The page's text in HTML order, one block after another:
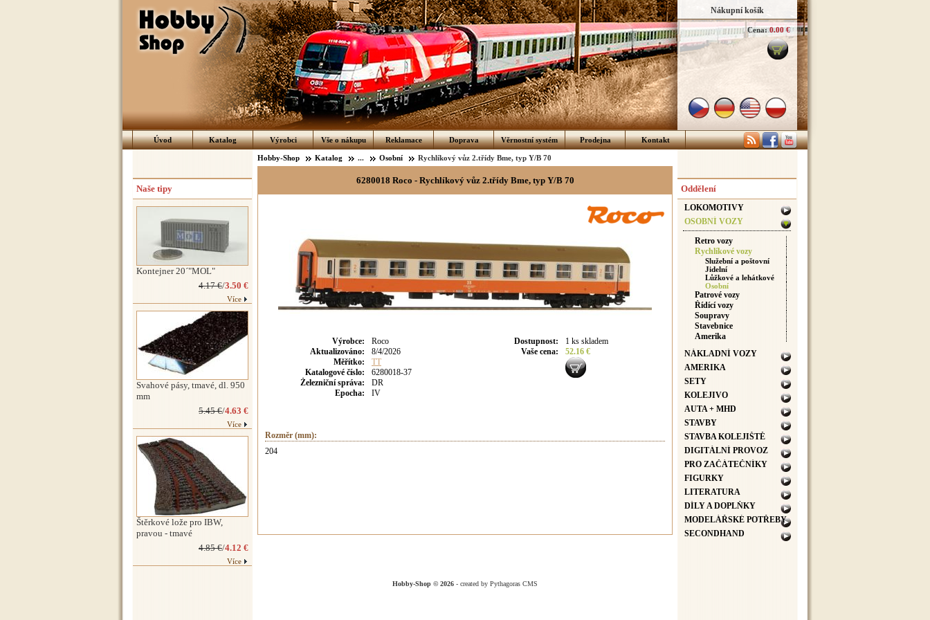
Nákupní košík
Cena: 0.00 €
Úvod Katalog Výrobci Vše o nákupu Reklamace Doprava Věrnostní systém Prodejna Kontakt
Hobby-Shop Katalog ... Osobní Rychlíkový vůz 2.třídy Bme, typ Y/B 70
6280018 Roco - Rychlíkový vůz 2.třídy Bme, typ Y/B 70
Výrobce:
Roco
Aktualizováno:
8/4/2026
Měřítko:
TT
Katalogové číslo:
6280018-37
Železniční správa:
DR
Epocha:
IV
Dostupnost:
1 ks skladem
Vaše cena: 52.16 €
Rozměr (mm):
204
Naše tipy
Kontejner 20´"MOL"
4.17 €/3.50 €
Více
Svahové pásy, tmavé, dl. 950
mm
5.45 €/4.63 €
Více
Štěrkové lože pro IBW,
pravou - tmavé
4.85 €/4.12 €
Více
Oddělení
LOKOMOTIVY
OSOBNÍ VOZY
Retro vozy
Rychlíkové vozy
Služební a poštovní
Jidelní
Lůžkové a lehátkové
Osobní
Patrové vozy
Řídící vozy
Soupravy
Stavebnice
Amerika
NÁKLADNÍ VOZY
AMERIKA
SETY
KOLEJIVO
AUTA + MHD
STAVBY
STAVBA KOLEJIŠTĚ
DIGITÁLNÍ PROVOZ
PRO ZAČÁTEČNÍKY
FIGURKY
LITERATURA
DÍLY A DOPLŇKY
MODELÁŘSKÉ POTŘEBY
SECONDHAND
Hobby-Shop © 2026 - created by Pythagoras CMS